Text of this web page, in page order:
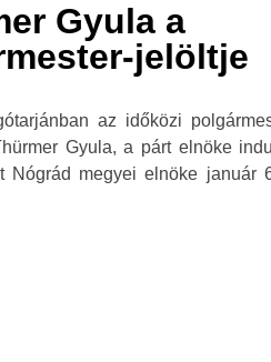
Gyula a
jelöltje
az időközi
Gyula, a párt elnöke
Nógrád megyei elnöke január